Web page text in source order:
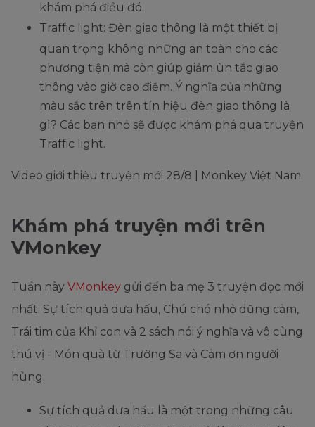
khám phá điều đó.
Traffic light: Đèn giao thông là một thiết bị
quan trọng không những an toàn cho các
phương tiện mà còn giúp giảm ùn tắc giao
thông vào giờ cao điểm. Ý nghĩa của những
màu sắc trên trên tín hiệu đèn giao thông là
gì? Các bạn nhỏ sẽ được khám phá qua truyện
Traffic light.
Video giới thiệu truyện mới 28/8 | Monkey Việt Nam
Khám phá truyện mới trên
VMonkey
Tuần này VMonkey gửi đến ba mẹ 3 truyện đọc mới
nhất: Sự tích quả dưa hấu, Chú chó nhỏ dũng cảm,
Trái tim của Khỉ con và 2 sách nói ý nghĩa và vô cùng
thú vị - Món quà từ Trường Sa và Cảm ơn người
hùng.
Sự tích quả dưa hấu là một trong những câu